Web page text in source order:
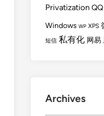
Privatization QQ
Windows WP XPS
短信 私有化 网易
Archives